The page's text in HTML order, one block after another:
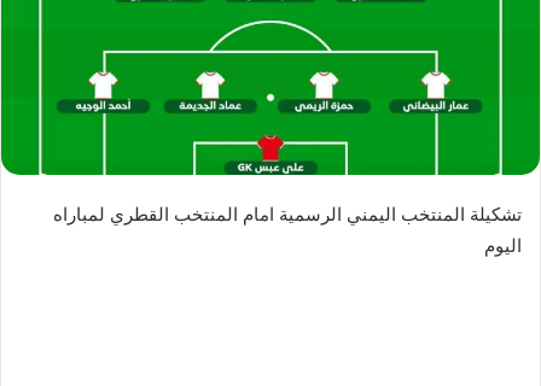
تشكيلة المنتخب اليمني الرسمية امام المنتخب القطري لمباراه
اليوم